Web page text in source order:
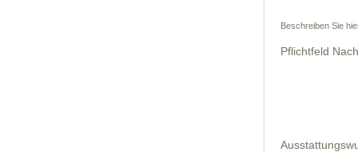
Beschreiben Sie
Pflichtfeld